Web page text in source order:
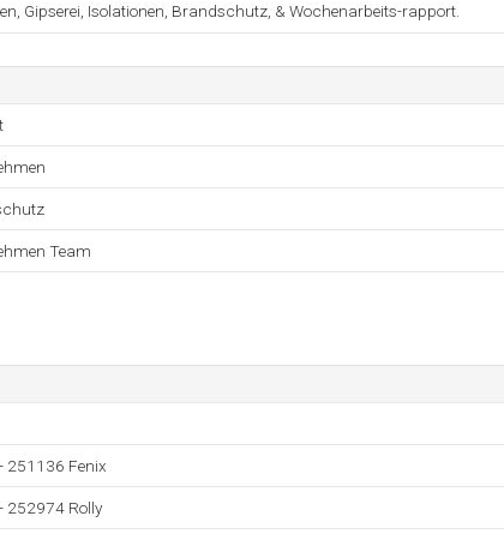
Gipserei, Isolationen, Brandschutz, & Wochenarbeits-rapport.
Team
251136 Fenix
252974 Rolly